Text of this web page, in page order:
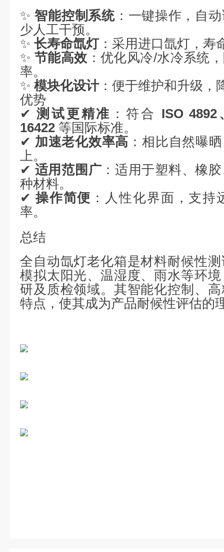
✨智能控制系统：一键操作，自
少人工干预。
✨ 长寿命氙灯：采用进口氙灯，寿
✨ 节能高效 ：优化风冷/水冷系统
率。
✨ 模块化设计：便于维护和升级，
优势
✔ 测试更精准 ：符合 ISO 4892
16422 等国际标准。
✔ 加速老化效率高 ：相比自然曝
上。
✔ 适用范围广 ：适用于塑料、橡
种材料。
✔ 操作简便 ：人性化界面，支
率。
总结
全自动氙灯老化箱是材料耐候性
模拟太阳光、温湿度、雨水等环
研及质检领域。其智能化控制、
特点，使其成为产品耐候性评估的